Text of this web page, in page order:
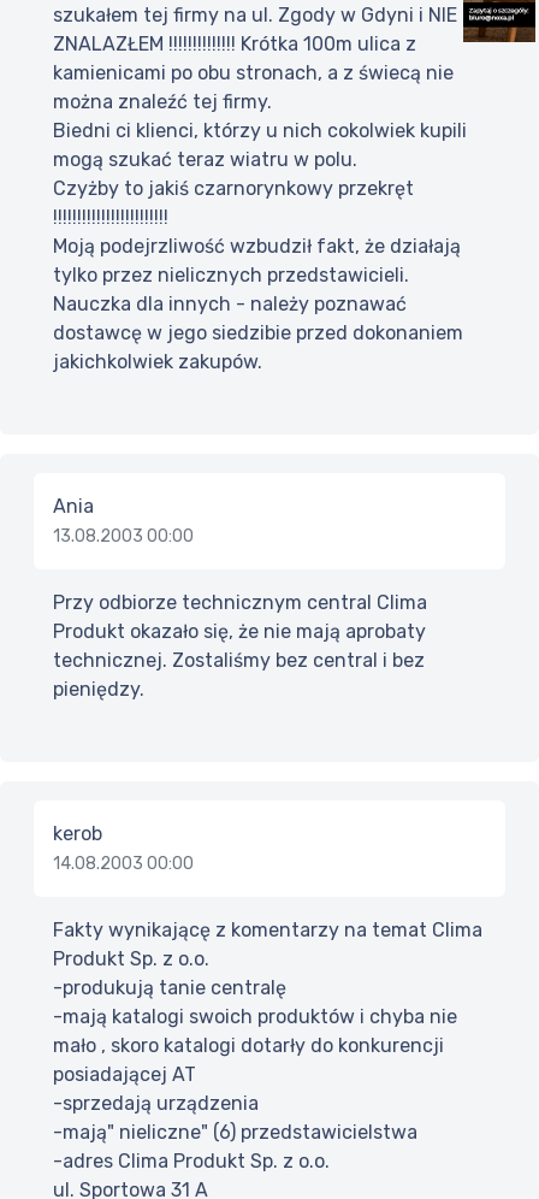
szukałem tej firmy na ul. Zgody w Gdyni i NIE
ZNALAZŁEM !!!!!!!!!!!!!! Krótka 100m ulica z
kamienicami po obu stronach, a z świecą nie
można znaleźć tej firmy.
Biedni ci klienci, którzy u nich cokolwiek kupili
mogą szukać teraz wiatru w polu.
Czyżby to jakiś czarnorynkowy przekręt
!!!!!!!!!!!!!!!!!!!!!!!!
Moją podejrzliwość wzbudził fakt, że działają
tylko przez nielicznych przedstawicieli.
Nauczka dla innych - należy poznawać
dostawcę w jego siedzibie przed dokonaniem
jakichkolwiek zakupów.
Ania
13.08.2003 00:00
Przy odbiorze technicznym central Clima
Produkt okazało się, że nie mają aprobaty
technicznej. Zostaliśmy bez central i bez
pieniędzy.
kerob
14.08.2003 00:00
Fakty wynikającę z komentarzy na temat Clima
Produkt Sp. z o.o.
-produkują tanie centralę
-mają katalogi swoich produktów i chyba nie
mało , skoro katalogi dotarły do konkurencji
posiadającej AT
-sprzedają urządzenia
-mają" nieliczne" (6) przedstawicielstwa
-adres Clima Produkt Sp. z o.o.
ul. Sportowa 31 A